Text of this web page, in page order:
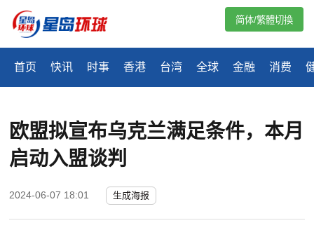
首页 快讯 时事 香港 台湾 全球 金融 消费
简体/繁體切換
欧盟拟宣布乌克兰满足条件，本月
启动入盟谈判
2024-06-07 18:01 生成海报